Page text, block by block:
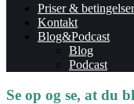
Priser & betingelser
Kontakt
Blog&Podcast
Blog
Podcast
Se op og se, at du